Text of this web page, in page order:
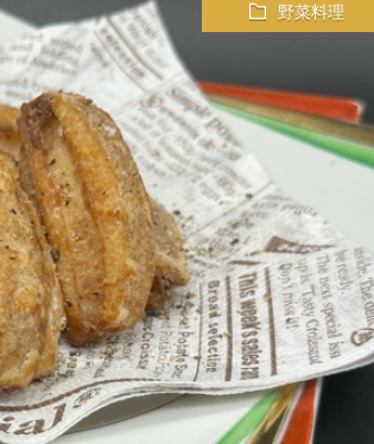
野菜料理